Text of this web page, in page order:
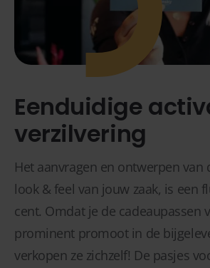
Eenduidige
verzilvering
Het aanvragen en ontwerpen van
look & feel van jouw zaak, is een
cent. Omdat je de cadeaupassen
prominent promoot in de
verkopen ze zichzelf! De pasjes